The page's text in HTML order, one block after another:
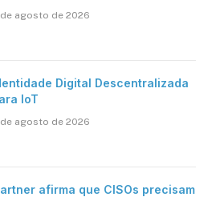
agosto de 2026
Digital Descentralizada
IoT
agosto de 2026
afirma que CISOs precisam